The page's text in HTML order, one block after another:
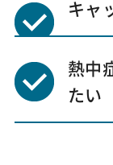
キャ
熱中
たい